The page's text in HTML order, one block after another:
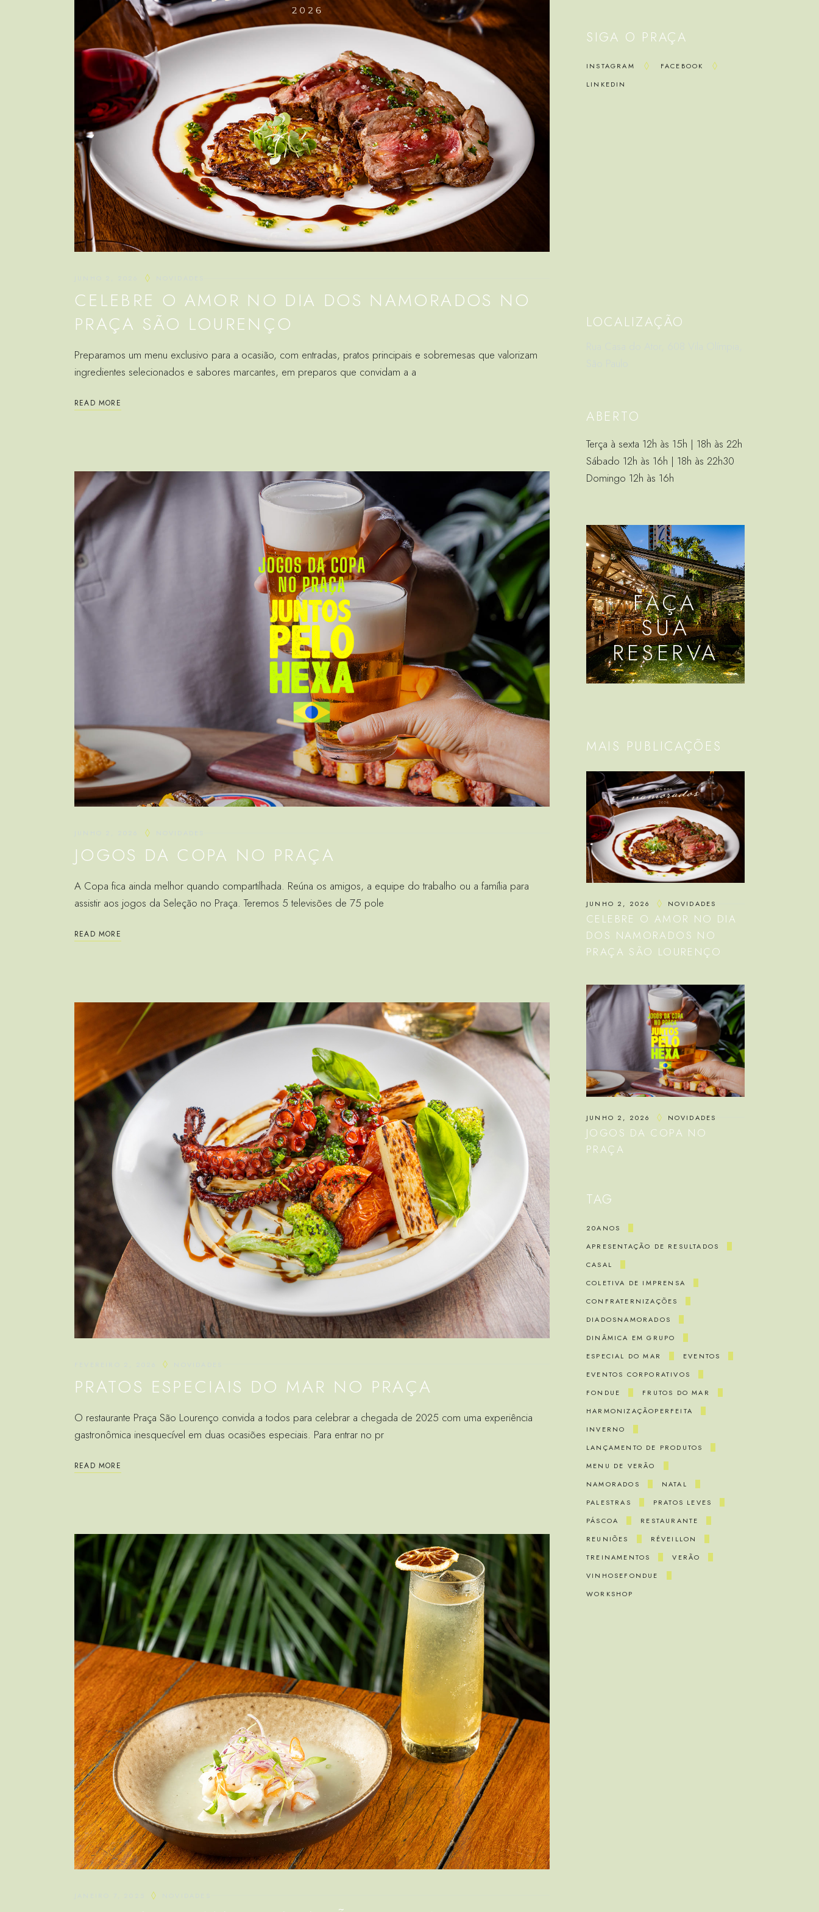
CELEBRE O AMOR NO DIA DOS NAMORADOS NO
PRAÇA SÃO LOURENÇO
Preparamos um menu exclusivo para a ocasião, com entradas, pratos principais e sobremesas que valorizam
ingredientes selecionados e sabores marcantes, em preparos que convidam a a
READ MORE
JOGOS DA COPA NO PRAÇA
A Copa fica ainda melhor quando compartilhada. Reúna os amigos, a equipe do trabalho ou a família para
assistir aos jogos da Seleção no Praça. Teremos 5 televisões de 75 pole
READ MORE
PRATOS ESPECIAIS DO MAR NO PRAÇA
O restaurante Praça São Lourenço convida a todos para celebrar a chegada de 2025 com uma experiência
gastronômica inesquecível em duas ocasiões especiais. Para entrar no pr
READ MORE
SIGA O PRAÇA
INSTAGRAM
FACEBOOK
LINKEDIN
LOCALIZAÇÃO
ABERTO
Terça à sexta 12h às 15h | 18h às 22h
Sábado 12h às 16h | 18h às 22h30
Domingo 12h às 16h
FAÇA
SUA
RESERVA
MAIS PUBLICAÇÕES
JUNHO 2, 2026 NOVIDADES
CELEBRE O AMOR NO DIA
DOS NAMORADOS NO
PRAÇA SÃO LOURENÇO
JUNHO 2, 2026 NOVIDADES
JOGOS DA COPA NO
PRAÇA
TAG
20ANOS
APRESENTAÇÃO DE RESULTADOS
CASAL
COLETIVA DE IMPRENSA
CONFRATERNIZAÇÕES
DIADOSNAMORADOS
DINÂMICA EM GRUPO
ESPECIAL DO MAR
EVENTOS
EVENTOS CORPORATIVOS
FONDUE
FRUTOS DO MAR
HARMONIZAÇÃOPERFEITA
INVERNO
LANÇAMENTO DE PRODUTOS
MENU DE VERÃO
NAMORADOS
NATAL
PALESTRAS
PRATOS LEVES
PÁSCOA
RESTAURANTE
REUNIÕES
RÉVEILLON
TREINAMENTOS
VERÃO
VINHOSEFONDUE
WORKSHOP